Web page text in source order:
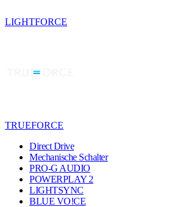
LIGHTFORCE
TRUEFORCE
Direct Drive
Mechanische Schalter
PRO-G AUDIO
POWERPLAY 2
LIGHTSYNC
BLUE VO!CE